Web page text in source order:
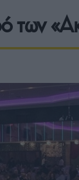
των